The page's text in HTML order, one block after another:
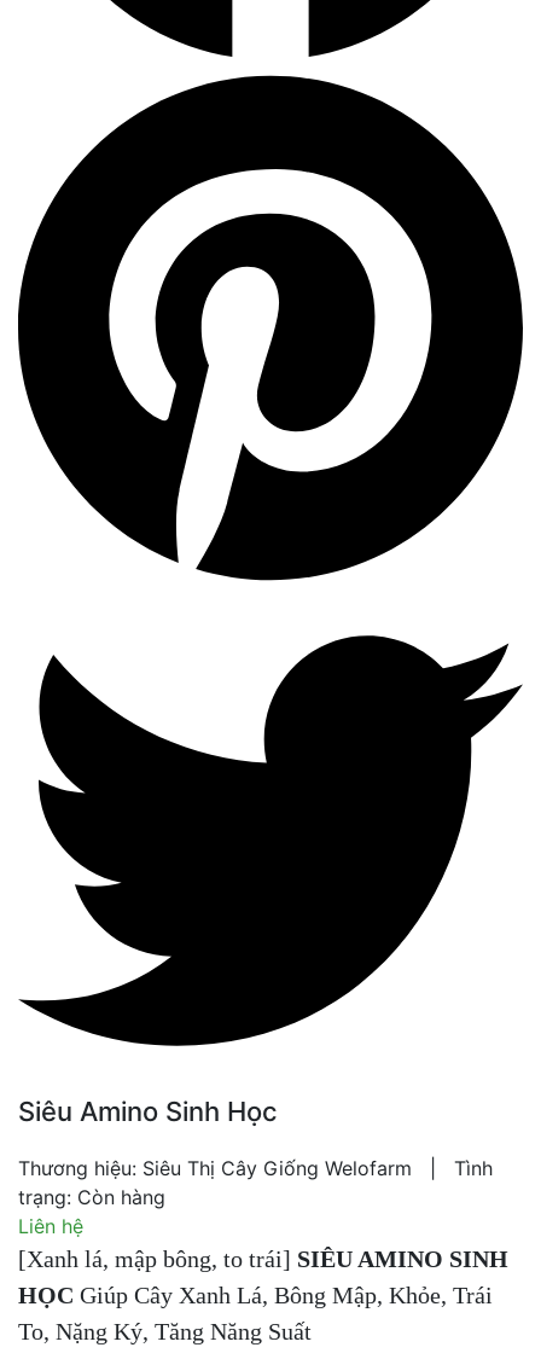
Siêu Amino Sinh Học
Thương hiệu: Siêu Thị Cây Giống Welofarm
Tình
trạng: Còn hàng
Liên hệ
[Xanh lá, mập bông, to trái] SIÊU AMINO SINH
HỌC Giúp Cây Xanh Lá, Bông Mập, Khỏe, Trái
To, Nặng Ký, Tăng Năng Suất